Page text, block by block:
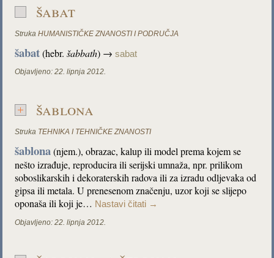
šabat
Struka HUMANISTIČKE ZNANOSTI I PODRUČJA
šabat(hebr.šabbath) →sabat
Objavljeno: 22. lipnja 2012.
šablona
Struka TEHNIKA I TEHNIČKE ZNANOSTI
šablona (njem.), obrazac, kalup ili model prema kojem se
nešto izrađuje, reproducira ili serijski umnaža, npr. prilikom
soboslikarskih i dekoraterskih radova ili za izradu odljevaka od
gipsa ili metala. U prenesenom značenju, uzor koji se slijepo
oponaša ili koji je… Nastavi čitati →
Objavljeno: 22. lipnja 2012.